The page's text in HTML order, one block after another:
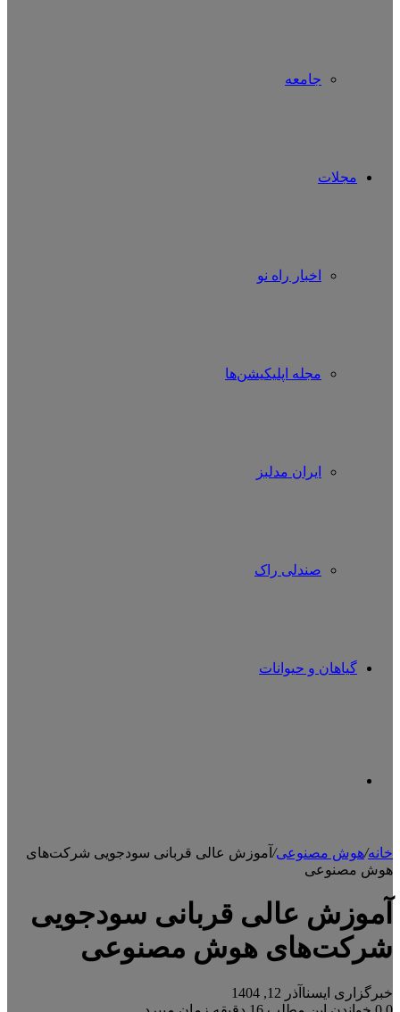
جامعه
مجلات
اخبار راه نو
مجله اپلیکیشن‌ها
ایران مدلبز
صندلی راک
گیاهان و حیوانات
پوسته
خانه/هوش مصنوعی/ آموزش عالی قربانی سودجویی شرکت‌های
هوش مصنوعی
آموزش عالی قربانی سودجویی
شرکت‌های هوش مصنوعی
خبرگزاری ایسنا آذر 12, 1404